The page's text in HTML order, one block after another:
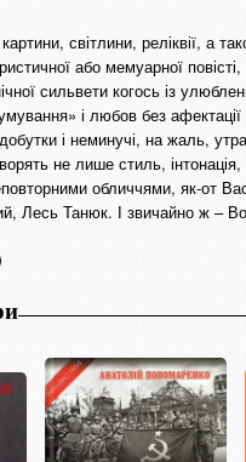
картини, світлини, реліквії,
або мемуарної
сильвети когось із
і любов без
і неминучі, на жаль,
не лише стиль,
обличчями, як-
Лесь Танюк. І звичайно ж –